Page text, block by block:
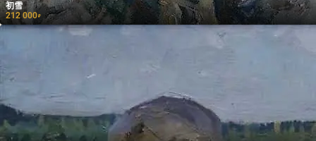
初雪
212 000₽